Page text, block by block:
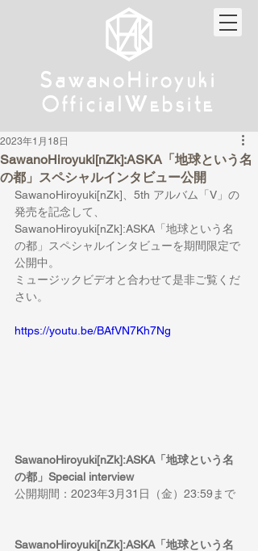
Sa wanoHiroyuki
Official W ebsite
Sa wanoHiroyuki
Official W ebsite
SawanoHiroyuki[nZk]:ASKA「地球という名
の都」スペシャルインタビュー公開
2023年1月18日
SawanoHiroyuki[nZk]、5th アルバム「V」の
発売を記念して、
SawanoHiroyuki[nZk]:ASKA「地球という名
の都」スペシャルインタビューを期間限定で
公開中。
ミュージックビデオと合わせて是非ご覧くだ
さい。
https://youtu.be/BAfVN7Kh7Ng
SawanoHiroyuki[nZk]:ASKA「地球という名
の都」Special interview
公開期間：2023年3月31日（金）23:59まで
SawanoHiroyuki[nZk]:ASKA「地球という名